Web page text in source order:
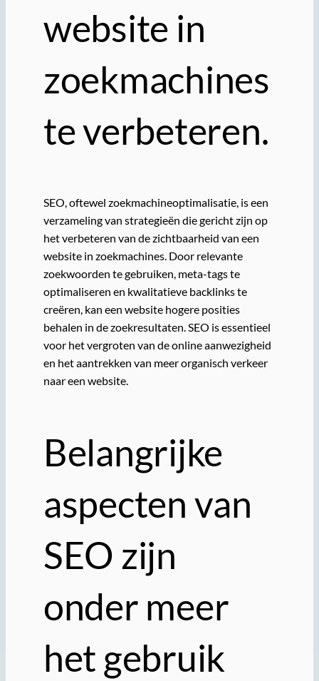
website in
zoekmachines
te verbeteren.
SEO, oftewel zoekmachineoptimalisatie, is een
verzameling van strategieën die gericht zijn op
het verbeteren van de zichtbaarheid van een
website in zoekmachines. Door relevante
zoekwoorden te gebruiken, meta-tags te
optimaliseren en kwalitatieve backlinks te
creëren, kan een website hogere posities
behalen in de zoekresultaten. SEO is essentieel
voor het vergroten van de online aanwezigheid
en het aantrekken van meer organisch verkeer
naar een website.
Belangrijke
aspecten van
SEO zijn
onder meer
het gebruik